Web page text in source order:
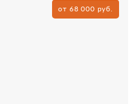
от 68 000 руб.